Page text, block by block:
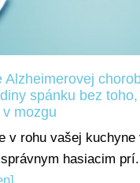
Alzheimerovej
spánku bez
mozgu
v rohu vašej kuchyne
hasiacim